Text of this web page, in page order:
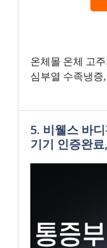
온체몰 온체 고
심부열 수족냉
5. 비웰스 바
기기 인증완